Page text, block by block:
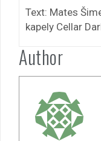
Text: Mates
kapely Cellar
Author